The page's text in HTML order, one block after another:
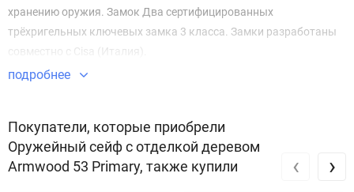
хранению оружия. Замок Два сертифицированных
трёхригельных ключевых замка 3 класса. Замки разработаны
совместно с Cisa (Италия).
подробнее
Покупатели, которые приобрели
Оружейный сейф с отделкой деревом
Armwood 53 Primary, также купили
‹ ›